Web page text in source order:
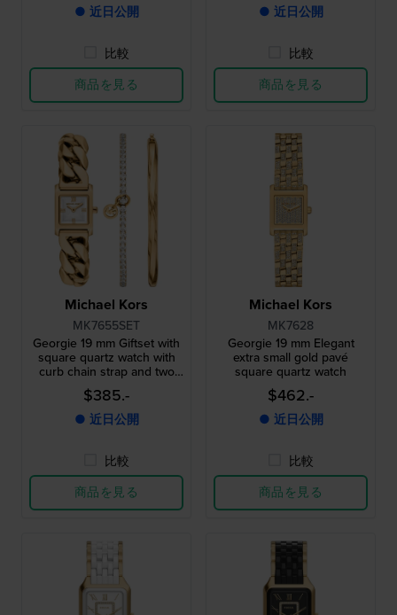
● 近日公開
比較
商品を見る
● 近日公開
比較
商品を見る
Michael Kors
MK7655SET
Georgie 19 mm Giftset with
square quartz watch with
curb chain strap and two
bracelets
$385.-
● 近日公開
比較
商品を見る
Michael Kors
MK7628
Georgie 19 mm Elegant
extra small gold pavé
square quartz watch
$462.-
● 近日公開
比較
商品を見る